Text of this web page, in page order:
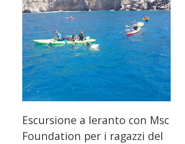
Escursione a Ieranto con Msc
Foundation per i ragazzi del